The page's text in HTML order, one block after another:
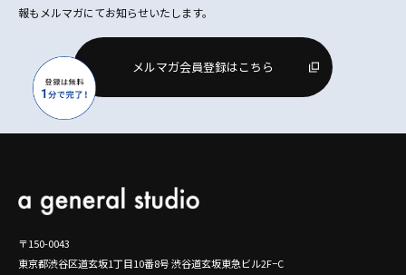
報もメルマガにてお知らせいたします。
メルマガ会員登録はこちら
〒150-0043
東京都渋谷区道玄坂1丁目10番8号 渋谷道玄坂東急ビル2F−C